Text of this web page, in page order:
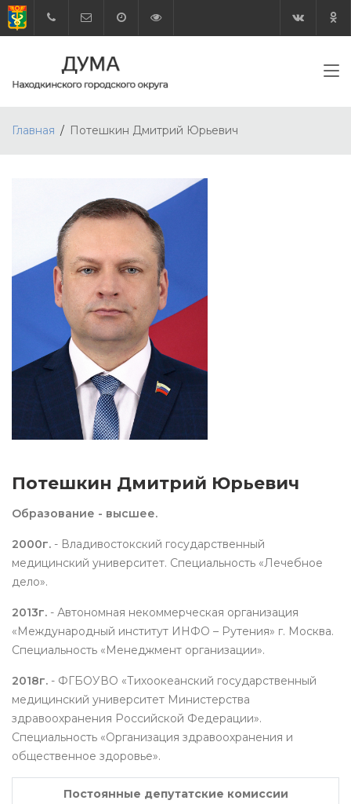
Главная Потешкин Дмитрий Юрьевич
Потешкин Дмитрий Юрьевич
Образование - высшее.
2000г. - Владивостокский государственный
медицинский университет. Специальность «Лечебное
дело».
2013г. - Автономная некоммерческая организация
«Международный институт ИНФО – Рутения» г. Москва.
Специальность «Менеджмент организации».
2018г. - ФГБОУВО «Тихоокеанский государственный
медицинский университет Министерства
здравоохранения Российской Федерации».
Специальность «Организация здравоохранения и
общественное здоровье».
Постоянные депутатские комиссии